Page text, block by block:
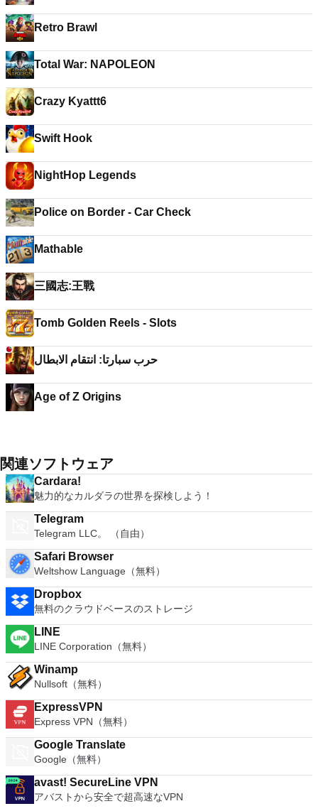
Retro Brawl
Total War: NAPOLEON
Crazy Kyattt6
Swift Hook
NightHop Legends
Police on Border - Car Check
Mathable
三國志:王戰
Tomb Golden Reels - Slots
حرب سبارتا: انتقام الابطال
Age of Z Origins
関連ソフトウェア
Cardara!
魅力的なカルダラの世界を探検しよう！
Telegram
Telegram LLC。 （自由）
Safari Browser
Weltshow Language（無料）
Dropbox
無料のクラウドベースのストレージ
LINE
LINE Corporation（無料）
Winamp
Nullsoft（無料）
ExpressVPN
Express VPN（無料）
Google Translate
Google（無料）
avast! SecureLine VPN
アバストから安全で超高速なVPN